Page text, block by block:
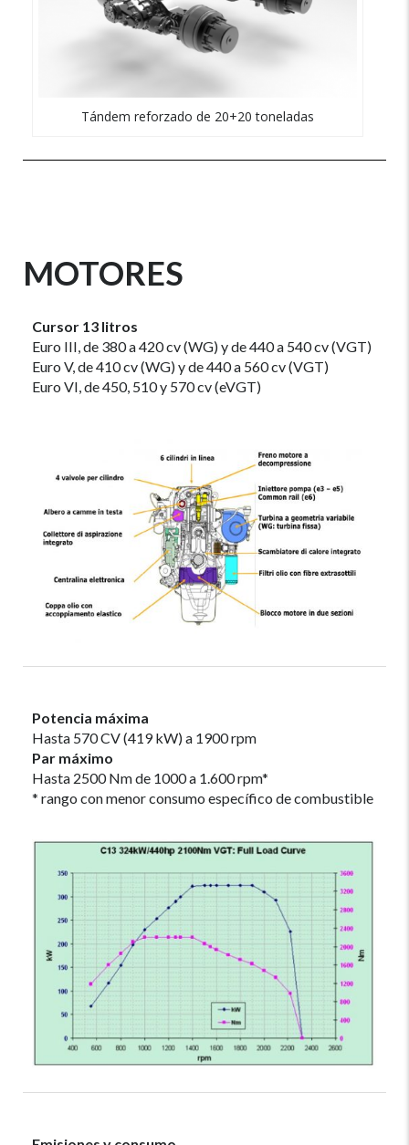
Tándem reforzado de 20+20 toneladas
MOTORES
Cursor 13 litros
Euro III, de 380 a 420 cv (WG) y de 440 a 540 cv (VGT)
Euro V, de 410 cv (WG) y de 440 a 560 cv (VGT)
Euro VI, de 450, 510 y 570 cv (eVGT)
Potencia máxima
Hasta 570 CV (419 kW) a 1900 rpm
Par máximo
Hasta 2500 Nm de 1000 a 1.600 rpm*
* rango con menor consumo específico de combustible